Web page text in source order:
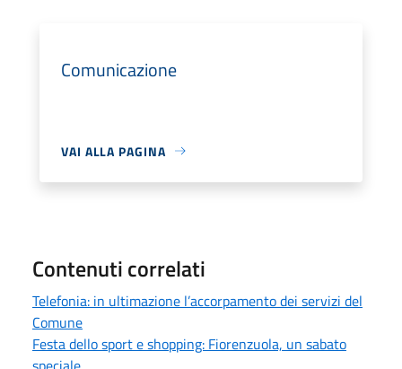
Comunicazione
VAI ALLA PAGINA
Contenuti correlati
Telefonia: in ultimazione l’accorpamento dei servizi del
Comune
Festa dello sport e shopping: Fiorenzuola, un sabato